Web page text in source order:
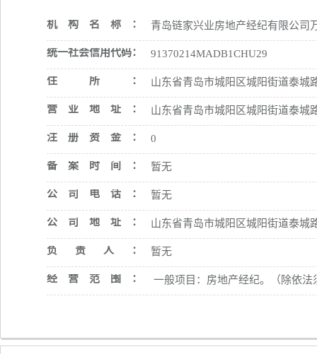
机构名称： 青岛链家兴业房地产经纪有限公司
统一社会信用代码： 91370214MADB1CHU29
住所： 山东省青岛市城阳区城阳街道泰城
营业地址： 山东省青岛市城阳区城阳街道泰城
注册资金： 0
备案时间： 暂无
公司电话： 暂无
公司地址： 山东省青岛市城阳区城阳街道泰城
负责人： 暂无
经营范围： 一般项目：房地产经纪。（除依